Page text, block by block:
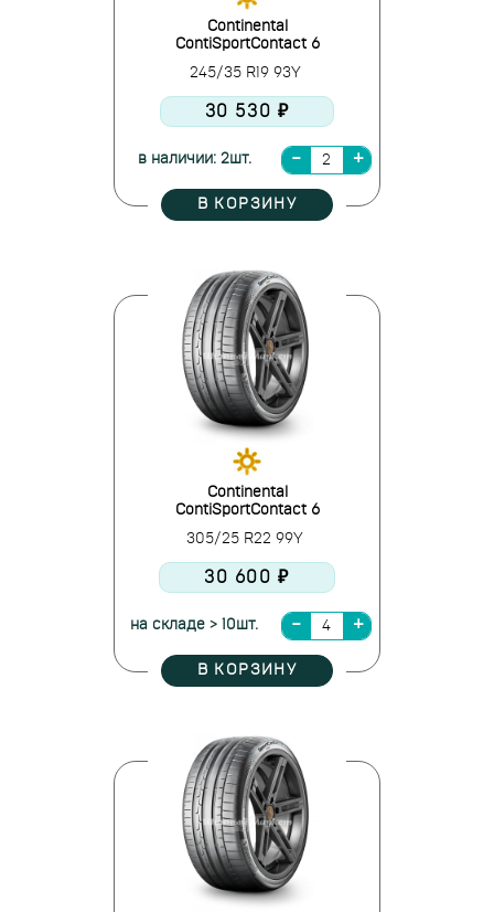
Continental
ContiSportContact 6
245/35 R19 93Y
30 530 ₽
в наличии: 2шт.
В КОРЗИНУ
Continental
ContiSportContact 6
305/25 R22 99Y
30 600 ₽
на складе > 10шт.
В КОРЗИНУ